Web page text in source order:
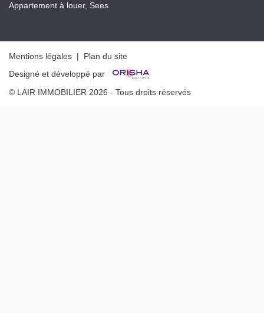
Appartement à louer, Sees
Mentions légales | Plan du site
Designé et développé par
© LAIR IMMOBILIER 2026 - Tous droits réservés